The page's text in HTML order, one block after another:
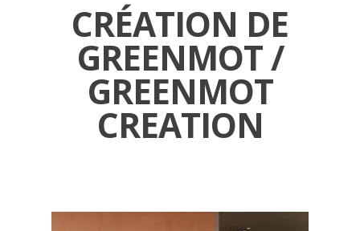
CRÉATION DE
GREENMOT /
GREENMOT
CREATION